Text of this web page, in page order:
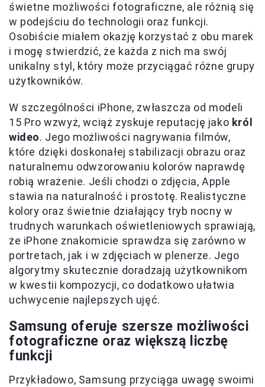
świetne możliwości fotograficzne, ale różnią się
w podejściu do technologii oraz funkcji.
Osobiście miałem okazję korzystać z obu marek
i mogę stwierdzić, że każda z nich ma swój
unikalny styl, który może przyciągać różne grupy
użytkowników.
W szczególności iPhone, zwłaszcza od modeli
15 Pro wzwyż, wciąż zyskuje reputację jako król
wideo. Jego możliwości nagrywania filmów,
które dzięki doskonałej stabilizacji obrazu oraz
naturalnemu odwzorowaniu kolorów naprawdę
robią wrażenie. Jeśli chodzi o zdjęcia, Apple
stawia na naturalność i prostotę. Realistyczne
kolory oraz świetnie działający tryb nocny w
trudnych warunkach oświetleniowych sprawiają,
że iPhone znakomicie sprawdza się zarówno w
portretach, jak i w zdjęciach w plenerze. Jego
algorytmy skutecznie doradzają użytkownikom
w kwestii kompozycji, co dodatkowo ułatwia
uchwycenie najlepszych ujęć.
Samsung oferuje szersze możliwości
fotograficzne oraz większą liczbę
funkcji
Przykładowo, Samsung przyciąga uwagę swoimi